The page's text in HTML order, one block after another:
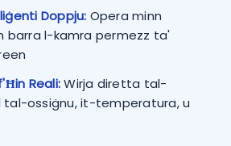
Doppju: Opera minn
barra l-kamra permezz ta'
Reali:Wirja diretta tal-
tal-ossiġnu, it-temperatura, u